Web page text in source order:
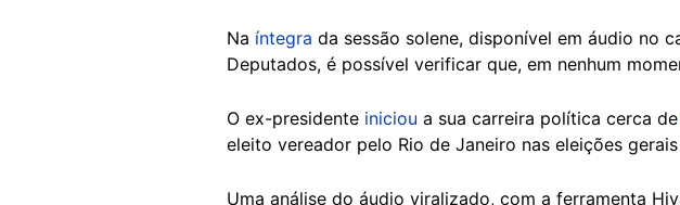
Na íntegra da sessão solene, disponível em áudio no
Deputados, é possível verificar que, em nenhum
O ex-presidente iniciou a sua carreira política cerca de
eleito vereador pelo Rio de Janeiro nas eleições
Uma análise do áudio viralizado, com a ferramenta